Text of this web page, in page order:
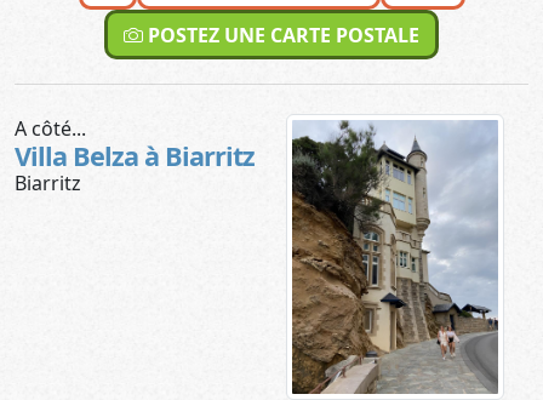
POSTEZ UNE CARTE POSTALE
A côté...
Villa Belza à Biarritz
Biarritz